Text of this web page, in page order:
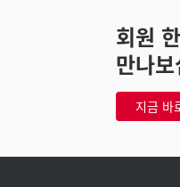
회원
만나
지금 바